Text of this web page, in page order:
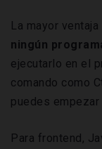
La mayor
ningún
ejecutarlo en el
comando como
puedes
Para frontend,